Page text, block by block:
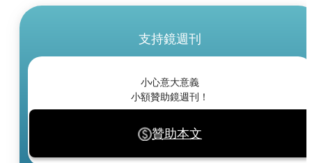
支持鏡週刊
小心意大意義
小額贊助鏡週刊！
贊助本文